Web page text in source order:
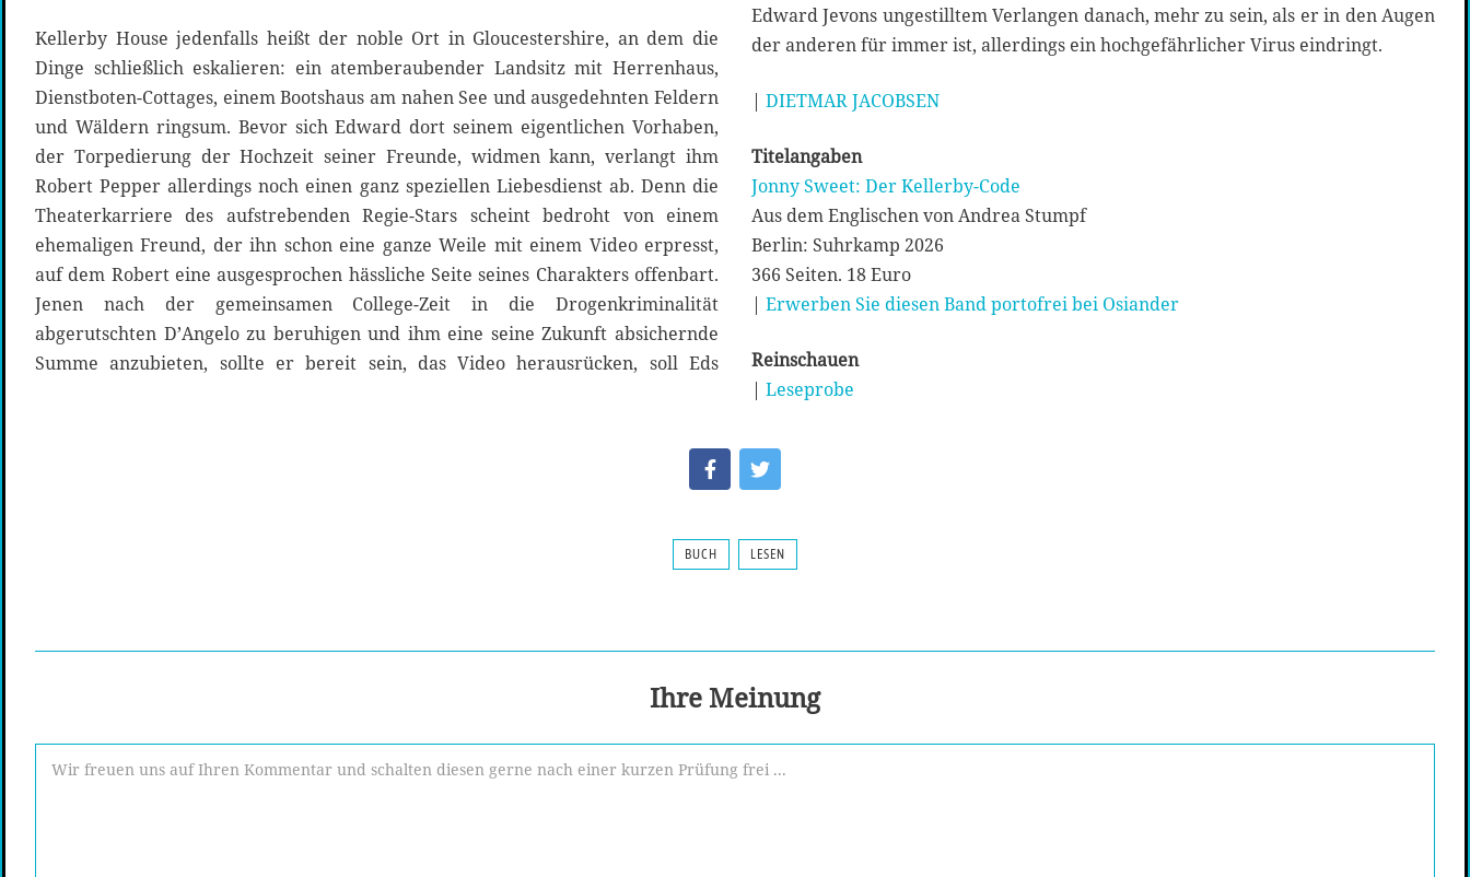
Kellerby House jedenfalls heißt der noble Ort in Gloucestershire, an dem die
Dinge schließlich eskalieren: ein atemberaubender Landsitz mit Herrenhaus,
Dienstboten-Cottages, einem Bootshaus am nahen See und ausgedehnten Feldern
und Wäldern ringsum. Bevor sich Edward dort seinem eigentlichen Vorhaben,
der Torpedierung der Hochzeit seiner Freunde, widmen kann, verlangt ihm
Robert Pepper allerdings noch einen ganz speziellen Liebesdienst ab. Denn die
Theaterkarriere des aufstrebenden Regie-Stars scheint bedroht von einem
ehemaligen Freund, der ihn schon eine ganze Weile mit einem Video erpresst,
auf dem Robert eine ausgesprochen hässliche Seite seines Charakters offenbart.
Jenen nach der gemeinsamen College-Zeit in die Drogenkriminalität
abgerutschten D’Angelo zu beruhigen und ihm eine seine Zukunft absichernde
Summe anzubieten, sollte er bereit sein, das Video herausrücken, soll Eds
Edward Jevons ungestilltem Verlangen danach, mehr zu sein, als er in den Augen
der anderen für immer ist, allerdings ein hochgefährlicher Virus eindringt.
| DIETMAR JACOBSEN
Titelangaben
Jonny Sweet: Der Kellerby-Code
Aus dem Englischen von Andrea Stumpf
Berlin: Suhrkamp 2026
366 Seiten. 18 Euro
| Erwerben Sie diesen Band portofrei bei Osiander
Reinschauen
| Leseprobe
BUCH LESEN
Ihre Meinung